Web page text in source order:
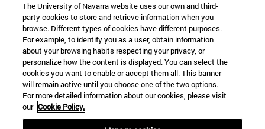
The University of Navarra website uses our own and third-
party cookies to store and retrieve information when you
browse. Different types of cookies have different purposes.
For example, to identify you as a user, obtain information
about your browsing habits respecting your privacy, or
personalize how the content is displayed. You can select the
cookies you want to enable or accept them all. This banner
will remain active until you choose one of the two options.
For more detailed information about our cookies, please visit
our Cookie Policy.